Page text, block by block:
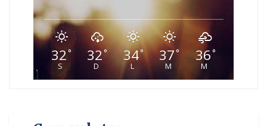
32°
S
32°
D
34°
L
37°
M
36°
M